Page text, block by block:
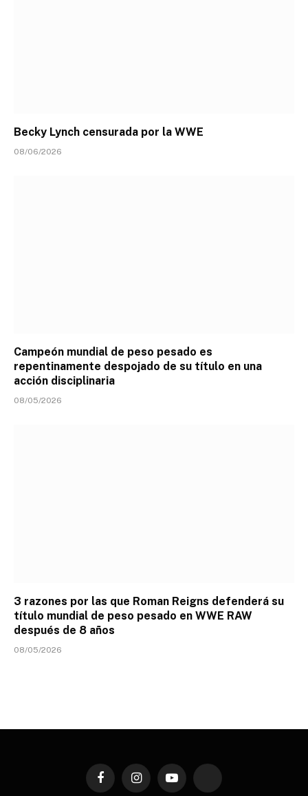
Becky Lynch censurada por la WWE
08/06/2026
Campeón mundial de peso pesado es
repentinamente despojado de su título en una
acción disciplinaria
08/05/2026
3 razones por las que Roman Reigns defenderá su
título mundial de peso pesado en WWE RAW
después de 8 años
08/05/2026
FacebookInstagramYouTube TikTok